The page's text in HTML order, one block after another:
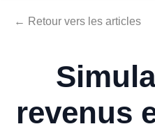
← Retour vers les articles
revenus